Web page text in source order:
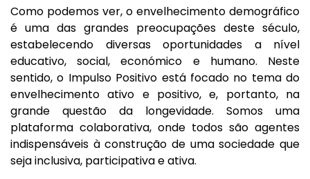
Como podemos ver, o envelhecimento demográfico
é uma das grandes preocupações deste século,
estabelecendo diversas oportunidades a nível
educativo, social, económico e humano. Neste
sentido, o Impulso Positivo está focado no tema do
envelhecimento ativo e positivo, e, portanto, na
grande questão da longevidade. Somos uma
plataforma colaborativa, onde todos são agentes
indispensáveis à construção de uma sociedade que
seja inclusiva, participativa e ativa.